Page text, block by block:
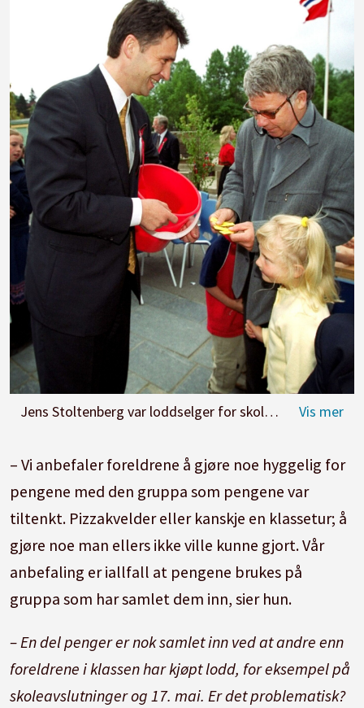
Jens Stoltenberg var loddselger for skolekorpset under 17. mai-arrangementet i 2000 på Kringsjå skole. Han solgte lodd til Egil Drillo Olsen og datteren Kine Olsen.
– Vi anbefaler foreldrene å gjøre noe hyggelig for
pengene med den gruppa som pengene var
tiltenkt. Pizzakvelder eller kanskje en klassetur; å
gjøre noe man ellers ikke ville kunne gjort. Vår
anbefaling er iallfall at pengene brukes på
gruppa som har samlet dem inn, sier hun.
– En del penger er nok samlet inn ved at andre enn
foreldrene i klassen har kjøpt lodd, for eksempel på
skoleavslutninger og 17. mai. Er det problematisk?